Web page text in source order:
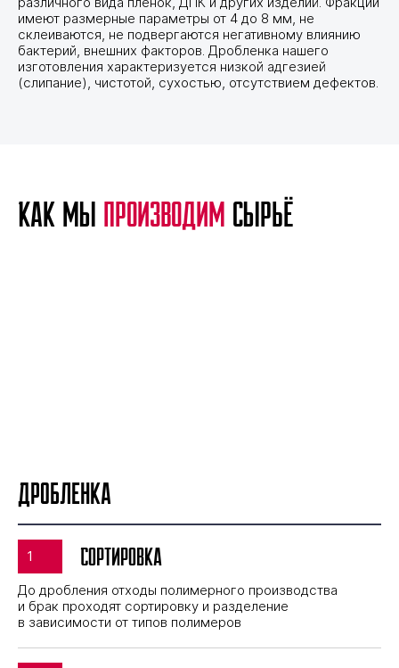
имеют размерные параметры от 4 до 8 мм, не
склеиваются, не подвергаются негативному влиянию
бактерий, внешних факторов. Дробленка нашего
изготовления характеризуется низкой адгезией
(слипание), чистотой, сухостью, отсутствием дефектов.
Как мы производим сырьё
Дробленка
Сортировка
До дробления отходы полимерного производства
и брак проходят сортировку и разделение
в зависимости от типов полимеров